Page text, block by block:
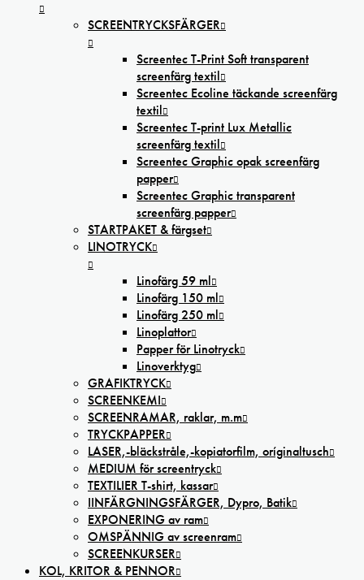
SCREENTRYCKSFÄRGER
Screentec T-Print Soft transparent
screenfärg textil
Screentec Ecoline täckande screenfärg
textil
Screentec T-print Lux Metallic
screenfärg textil
Screentec Graphic opak screenfärg
papper
Screentec Graphic transparent
screenfärg papper
STARTPAKET & färgset
LINOTRYCK
Linofärg 59 ml
Linofärg 150 ml
Linofärg 250 ml
Linoplattor
Papper för Linotryck
Linoverktyg
GRAFIKTRYCK
SCREENKEMI
SCREENRAMAR, raklar, m.m
TRYCKPAPPER
LASER,-bläckstråle,-kopiatorfilm, oríginaltusch
MEDIUM för screentryck
TEXTILIER T-shirt, kassar
IINFÄRGNINGSFÄRGER, Dypro, Batik
EXPONERING av ram
OMSPÄNNIG av screenram
SCREENKURSER
KOL, KRITOR & PENNOR